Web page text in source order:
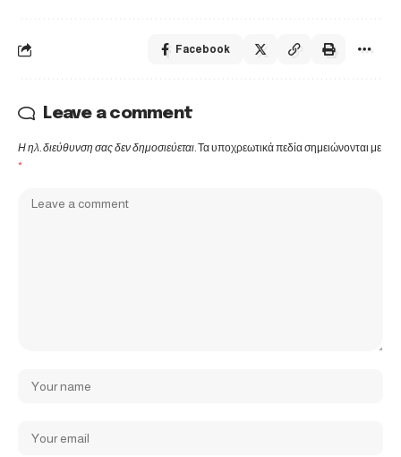
Facebook
Leave a comment
Η ηλ. διεύθυνση σας δεν δημοσιεύεται.Τα υποχρεωτικά πεδία σημειώνονται με
*